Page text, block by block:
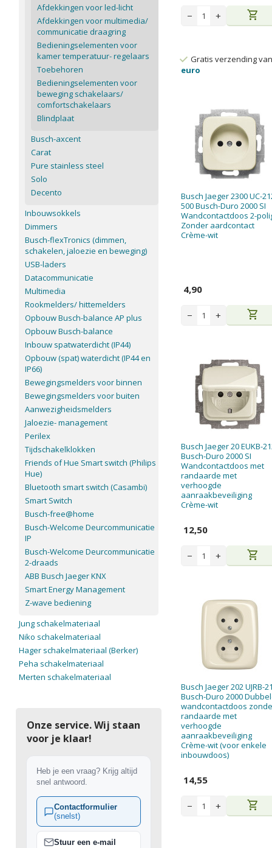
− + shopping_cart
Gratis verzending
euro
Busch Jaeger 2300 UC-
500 Busch-Duro 2000 SI
Wandcontactdoos 2-
Zonder aardcontact
Crème-wit
4,90
− + shopping_cart
Busch Jaeger 20 EUKB-
Busch-Duro 2000 SI
Wandcontactdoos met
randaarde met
verhoogde
aanraakbeveiliging
Crème-wit
12,50
− + shopping_cart
Busch Jaeger 202 UJRB-
Busch-Duro 2000
wandcontactdoos
randaarde met
verhoogde
aanraakbeveiliging
Crème-wit (voor enkele
inbouwdoos)
14,55
− + shopping_cart
Afdekkingen voor led-licht
Afdekkingen voor multimedia/
communicatie draagring
Bedieningselementen voor
kamer temperatuur- regelaars
Toebehoren
Bedieningselementen voor
beweging schakelaars/
comfortschakelaars
Blindplaat
Busch-axcent
Carat
Pure stainless steel
Solo
Decento
Inbouwsokkels
Dimmers
Busch-flexTronics (dimmen,
schakelen, jaloezie en beweging)
USB-laders
Datacommunicatie
Multimedia
Rookmelders/ hittemelders
Opbouw Busch-balance AP plus
Opbouw Busch-balance
Inbouw spatwaterdicht (IP44)
Opbouw (spat) waterdicht (IP44 en
IP66)
Bewegingsmelders voor binnen
Bewegingsmelders voor buiten
Aanwezigheidsmelders
Jaloezie- management
Perilex
Tijdschakelklokken
Friends of Hue Smart switch (Philips
Hue)
Bluetooth smart switch (Casambi)
Smart Switch
Busch-free@home
Busch-Welcome Deurcommunicatie
IP
Busch-Welcome Deurcommunicatie
2-draads
ABB Busch Jaeger KNX
Smart Energy Management
Z-wave bediening
Jung schakelmateriaal
Niko schakelmateriaal
Hager schakelmateriaal (Berker)
Peha schakelmateriaal
Merten schakelmateriaal
Onze service. Wij staan
voor je klaar!
Heb je een vraag? Krijg altijd
snel antwoord.
Contactformulier
(snelst)
Stuur een e-mail